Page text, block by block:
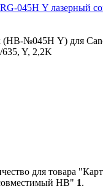
045H Y лазерный
№045H Y) для
Y, 2,2K
для товара
HB" 1.